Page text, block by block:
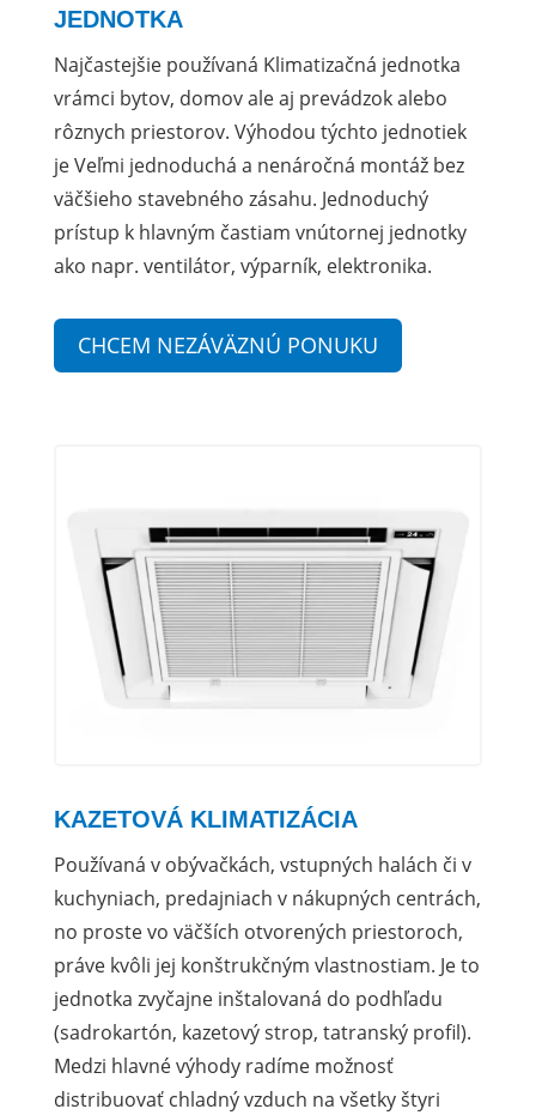
JEDNOTKA
Najčastejšie používaná Klimatizačná jednotka
vrámci bytov, domov ale aj prevádzok alebo
rôznych priestorov. Výhodou týchto jednotiek
je Veľmi jednoduchá a nenáročná montáž bez
väčšieho stavebného zásahu. Jednoduchý
prístup k hlavným častiam vnútornej jednotky
ako napr. ventilátor, výparník, elektronika.
CHCEM NEZÁVÄZNÚ PONUKU
KAZETOVÁ KLIMATIZÁCIA
Používaná v obývačkách, vstupných halách či v
kuchyniach, predajniach v nákupných centrách,
no proste vo väčších otvorených priestoroch,
práve kvôli jej konštrukčným vlastnostiam. Je to
jednotka zvyčajne inštalovaná do podhľadu
(sadrokartón, kazetový strop, tatranský profil).
Medzi hlavné výhody radíme možnosť
distribuovať chladný vzduch na všetky štyri